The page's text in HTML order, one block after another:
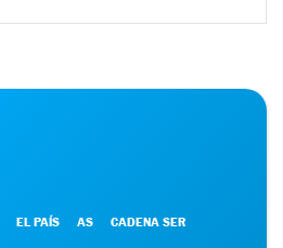
EL PAÍS AS CADENA SER